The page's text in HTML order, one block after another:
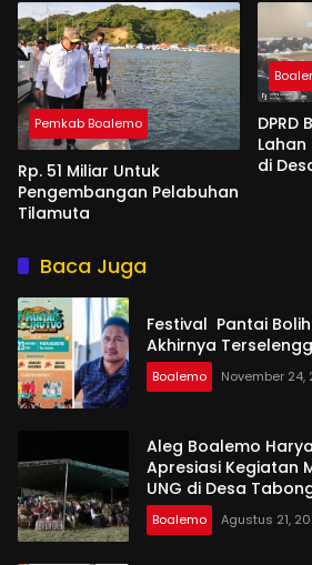
Pemkab Boalemo
Rp. 51 Miliar Untuk
Pengembangan Pelabuhan
Tilamuta
DPRD
Lahan
di
Baca Juga
Festival Pantai
Akhirnya
Boalemo November 24,
Aleg Boalemo
Apresiasi Kegiatan
UNG di Desa
Boalemo Agustus 21,